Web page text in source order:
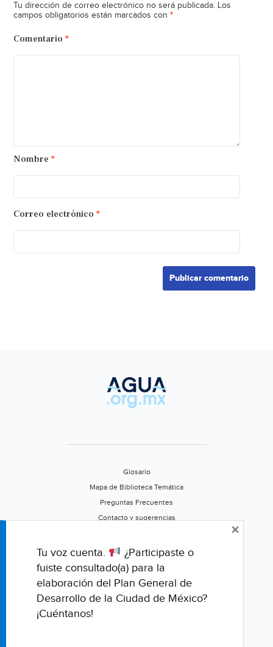
Tu dirección de correo electrónico no será publicada. Los
campos obligatorios están marcados con *
Comentario *
Nombre *
Correo electrónico *
Glosario
Mapa de Biblioteca Temática
Preguntas Frecuentes
Contacto y sugerencias
Califica este portal
Tu voz cuenta.
¿Participaste o
fuiste consultado(a) para la
elaboración del Plan General de
Desarrollo de la Ciudad de México?
¡Cuéntanos!
×